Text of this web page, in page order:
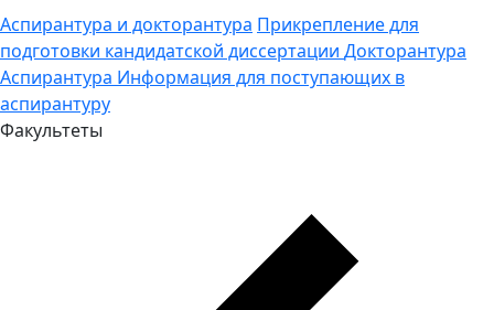
Аспирантура и докторантура Прикрепление для
подготовки кандидатской диссертации Докторантура
Аспирантура Информация для поступающих в
аспирантуру
Факультеты